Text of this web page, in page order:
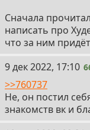
Сначала
написать про
что за ним
66
9 дек 2022, 17:10
>>760737
Не, он постил
знакомств вк и